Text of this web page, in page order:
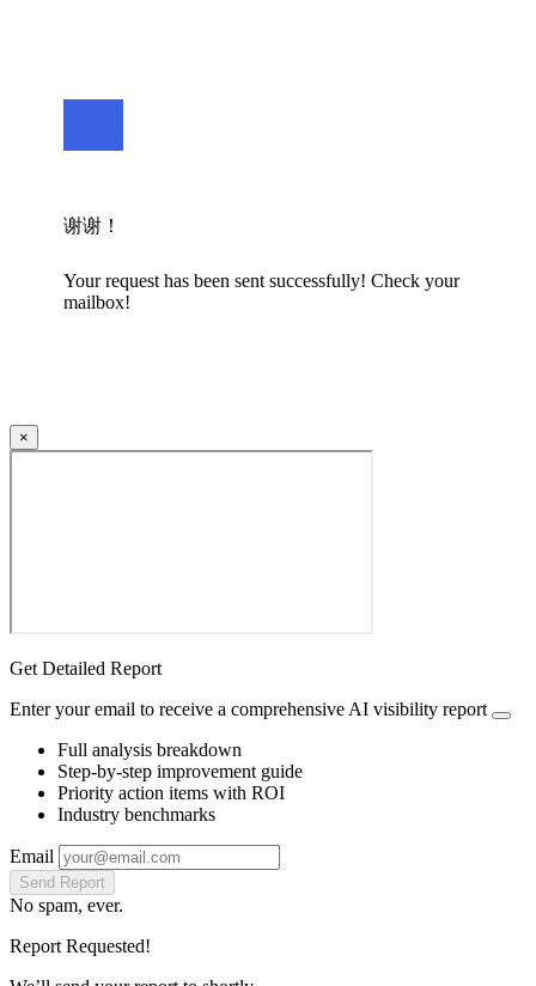
谢谢！
Your request has been sent successfully! Check your
mailbox!
×
Get Detailed Report
Enter your email to receive a comprehensive AI visibility report
Full analysis breakdown
Step-by-step improvement guide
Priority action items with ROI
Industry benchmarks
Email
Send Report
No spam, ever.
Report Requested!